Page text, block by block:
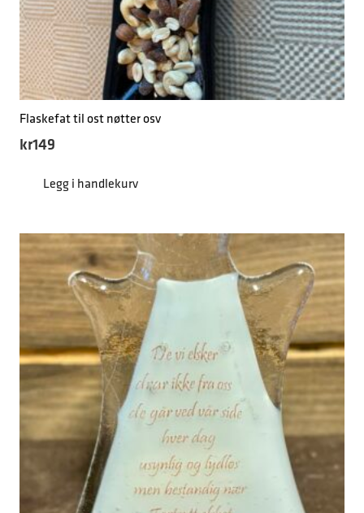
Flaskefat til ost nøtter osv
kr149
Legg i handlekurv